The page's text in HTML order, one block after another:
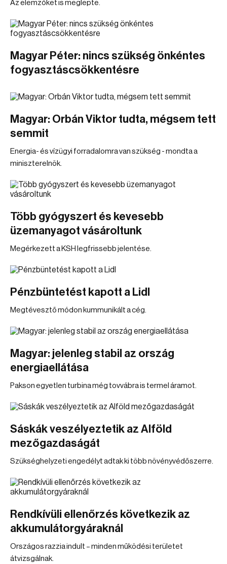
Az elemzőket is meglepte.
Magyar Péter: nincs szükség önkéntes
fogyasztáscsökkentésre
Magyar: Orbán Viktor tudta, mégsem tett
semmit
Energia- és vízügyi forradalomra van szükség - mondta a
miniszterelnök.
Több gyógyszert és kevesebb
üzemanyagot vásároltunk
Megérkezett a KSH legfrissebb jelentése.
Pénzbüntetést kapott a Lidl
Megtévesztő módon kummunikált a cég.
Magyar: jelenleg stabil az ország
energiaellátása
Pakson egyetlen turbina még tovvábra is termel áramot.
Sáskák veszélyeztetik az Alföld
mezőgazdaságát
Szükséghelyzeti engedélyt adtak ki több növényvédőszerre.
Rendkívüli ellenőrzés következik az
akkumulátorgyáraknál
Országos razzia indult – minden működési területet
átvizsgálnak.